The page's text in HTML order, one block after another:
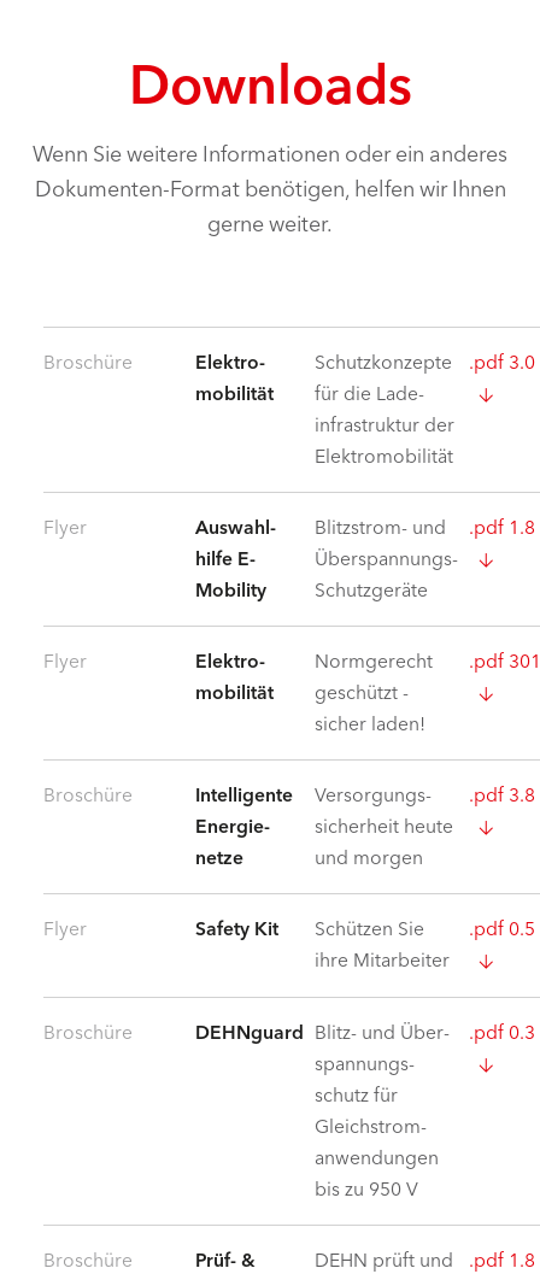
Downloads
Wenn Sie weitere Informationen oder ein anderes
Dokumenten-Format benötigen, helfen wir Ihnen
gerne weiter.
Broschüre
Elektro­
mobilität
Schutz­konzepte
für die Lade­
infrastruktur der
Elektro­mobilität
.pdf 3.0
Flyer
Auswahl­
hilfe E-
Mobility
Blitzstrom- und
Überspannungs-
Schutzgeräte
.pdf 1.8
Flyer
Elektro­
mobilität
Normgerecht
geschützt -
sicher laden!
.pdf
Broschüre
Intelligente
Energie­
netze
Versorgungs­
sicherheit heute
und morgen
.pdf 3.8
Flyer Safety Kit
Schützen Sie
ihre Mitarbeiter
.pdf 0.5
Broschüre DEHNguard
Blitz- und Über­
spannungs­
schutz für
Gleich­strom­
anwendungen
bis zu 950 V
.pdf 0.3
Broschüre
Prüf- &
DEHN prüft und
.pdf 1.8